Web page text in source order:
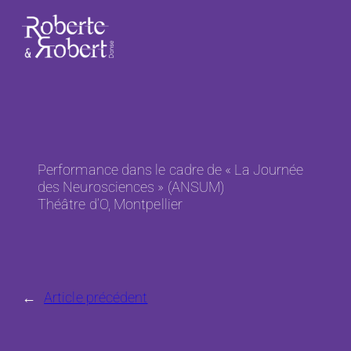
Aller
contenu
Performance dans le cadre de « La Journée
des Neurosciences » (ANSUM)
Théâtre d’O, Montpellier
← Article précédent